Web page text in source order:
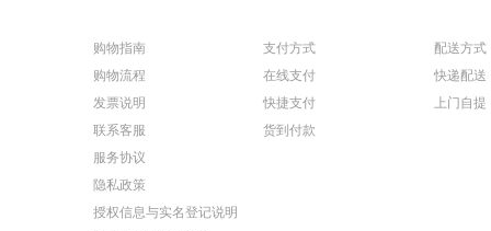
购物指南
购物流程
发票说明
联系客服
服务协议
隐私政策
授权信息与实名登记说明
支付方式
在线支付
快捷支付
货到付款
配送方式
快递配送
上门自提